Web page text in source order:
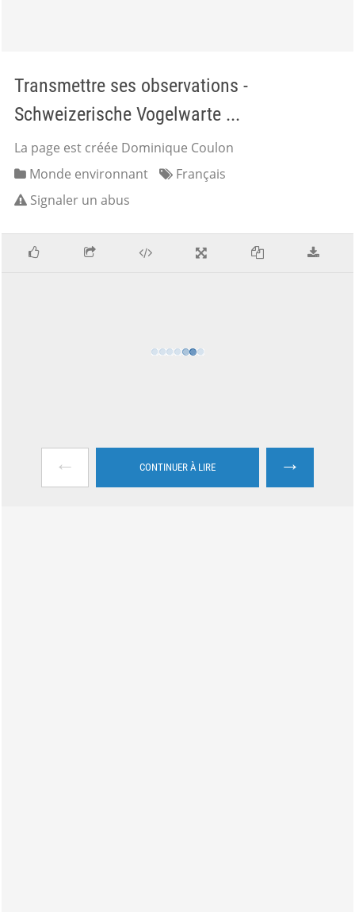
Transmettre ses observations -
Schweizerische Vogelwarte ...
La page est créée Dominique Coulon
Monde environnant
Français
Signaler un abus
← CONTINUER À LIRE →